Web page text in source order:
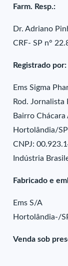
Farm. Resp.:
Dr. Adriano
CRF- SP n°
Registrado por:
Ems Sigma
Rod.
Bairro Chácara
Hortolândia/
CNPJ:
Indústria
Fabricado e
Ems S/A
Hortolândia-/
Venda sob